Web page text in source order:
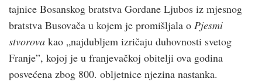
tajnice Bosanskog bratstva Gordane Ljubos iz mjesnog
bratstva Busovača u kojem je promišljala o Pjesmi
stvorova kao „najdubljem izričaju duhovnosti svetog
Franje”, kojoj je u franjevačkoj obitelji ova godina
posvećena zbog 800. obljetnice njezina nastanka.